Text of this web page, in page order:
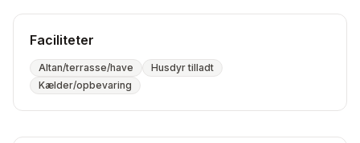
Faciliteter
Altan/terrasse/have
Husdyr tilladt
Kælder/opbevaring